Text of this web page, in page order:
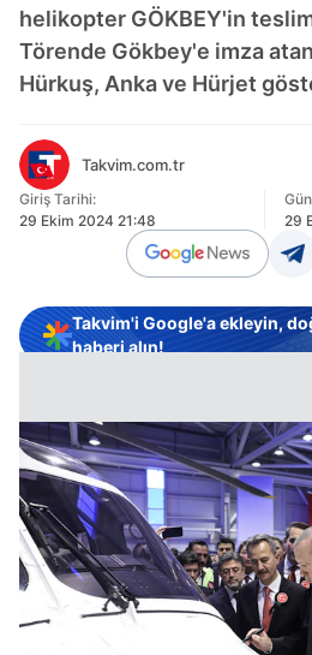
helikopter GÖKBEY'in
Törende Gökbey'e imza
Hürkuş, Anka ve Hürjet
Takvim.com.tr
Giriş Tarihi:
29 Ekim 2024 21:48
29
Takvim'i Google'a ekleyin,
haberi alın!